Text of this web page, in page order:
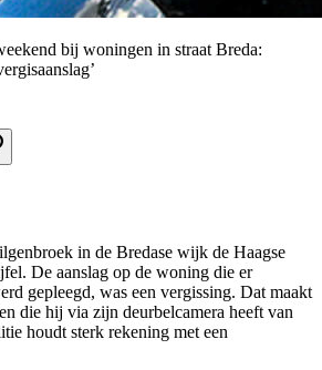
bij woningen in straat Breda:
in de Bredase wijk de Haagse
De aanslag op de woning die er
gepleegd, was een vergissing. Dat maakt
die hij via zijn deurbelcamera heeft van
houdt sterk rekening met een